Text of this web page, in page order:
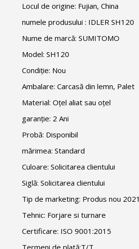
Locul de origine: Fujian, China
numele produsului : IDLER SH120
Nume de marcă: SUMITOMO
Model: SH120
Condiție: Nou
Ambalare: Carcasă din lemn, Palet
Material: Oțel aliat sau oțel
garanție: 2 Ani
Probă: Disponibil
mărimea: Standard
Culoare: Solicitarea clientului
Siglă: Solicitarea clientului
Tip de marketing: Produs nou 2021
Tehnic: Forjare si turnare
Certificare: ISO 9001:2015
Termeni de plată:T/T